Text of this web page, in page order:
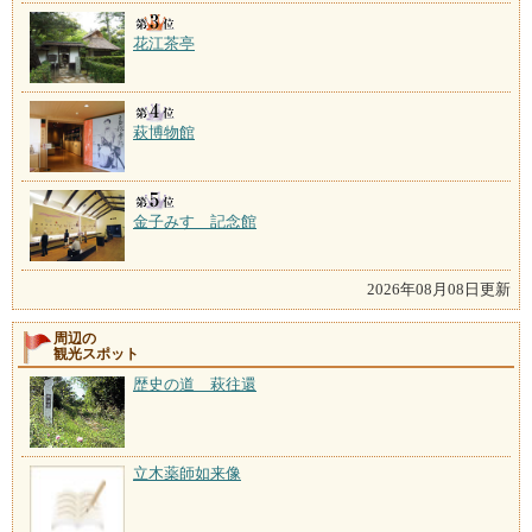
花江茶亭
萩博物館
金子みすゞ記念館
2026年08月08日更新
周辺の
観光スポット
歴史の道 萩往還
立木薬師如来像